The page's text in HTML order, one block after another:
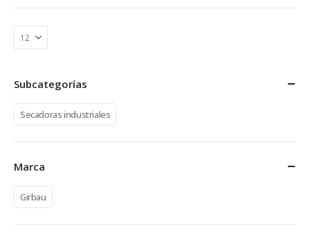
Subcategorías
Secadoras industriales
Marca
Girbau